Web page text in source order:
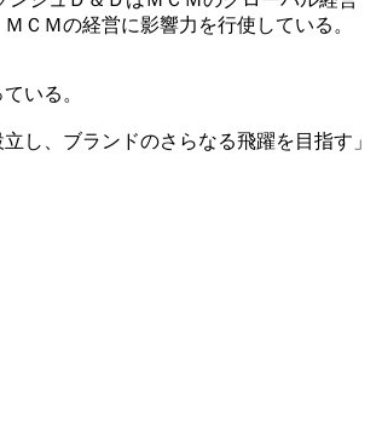
ＣＭの経営に影響力を行使している。
いる。
し、ブランドのさらなる飛躍を目指す」